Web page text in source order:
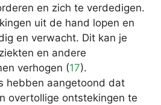
en zich te verdedigen.
uit de hand lopen en
en verwacht. Dit kan je
en andere
verhogen (17).
hebben aangetoond dat
overtollige ontstekingen te